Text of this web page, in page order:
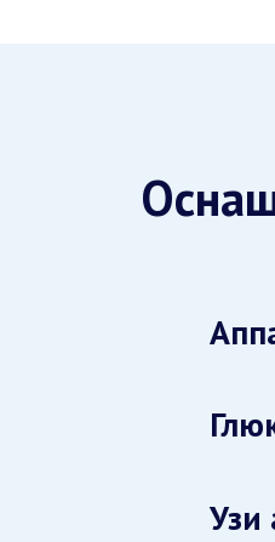
Узи